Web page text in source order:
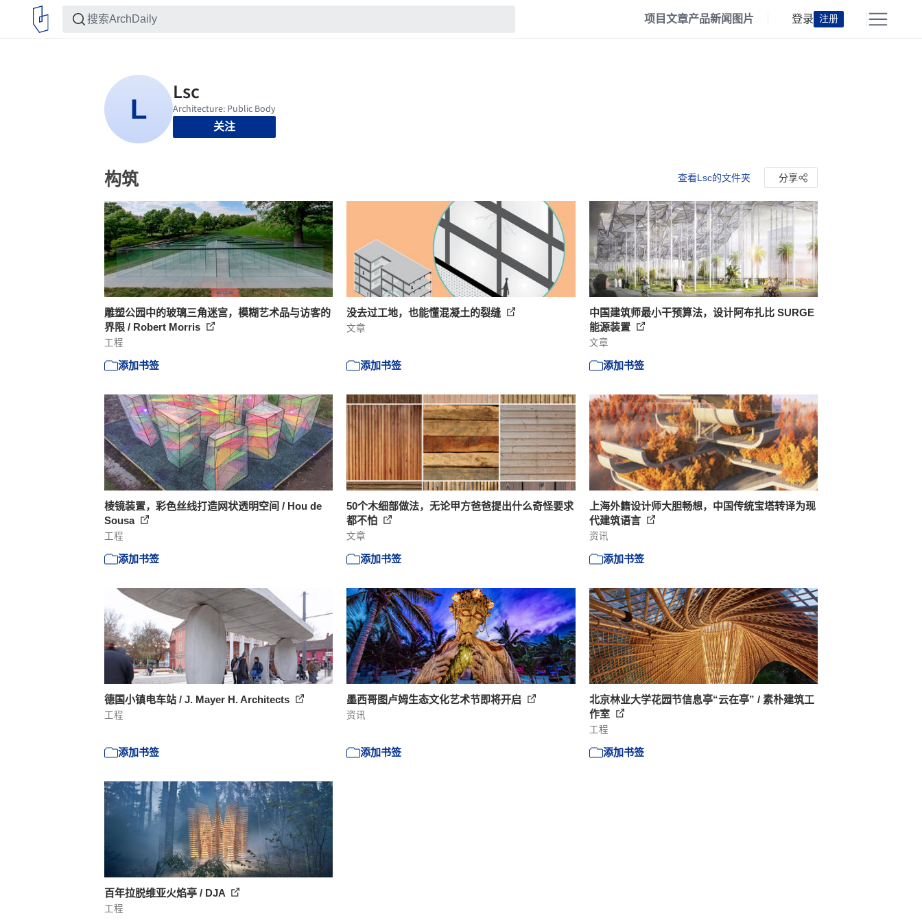
项目文章产品新闻 图片 登录 注册
关注
构筑 查看Lsc的文件夹 分享
雕塑公园中的玻璃三角迷宫，模糊艺术品与访客的
界限 / Robert Morris
工程
添加书签
没去过工地，也能懂混凝土的裂缝
文章
添加书签
中国建筑师最小干预算法，设计阿布扎比 SURGE
能源装置
文章
添加书签
棱镜装置，彩色丝线打造网状透明空间 / Hou de
Sousa
工程
添加书签
50个木细部做法，无论甲方爸爸提出什么奇怪要求
都不怕
文章
添加书签
上海外籍设计师大胆畅想，中国传统宝塔转译为现
代建筑语言
资讯
添加书签
德国小镇电车站 / J. Mayer H. Architects
工程
添加书签
墨西哥图卢姆生态文化艺术节即将开启
资讯
添加书签
北京林业大学花园节信息亭“云在亭” / 素朴建筑工
作室
工程
添加书签
百年拉脱维亚火焰亭 / DJA
工程